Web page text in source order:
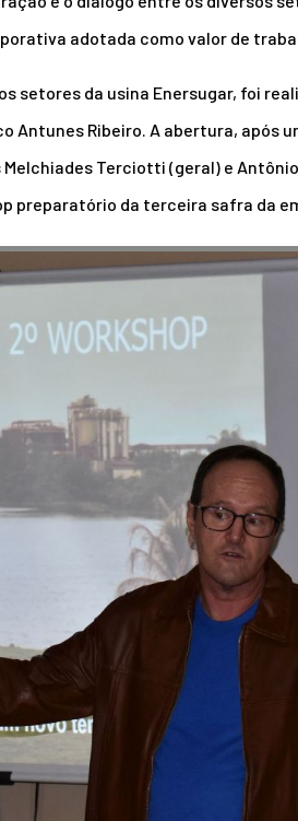
adotada como valor de
setores da usina Enersugar, foi
Antunes Ribeiro. A abertura, após
Terciotti (geral) e
preparatório da terceira safra da